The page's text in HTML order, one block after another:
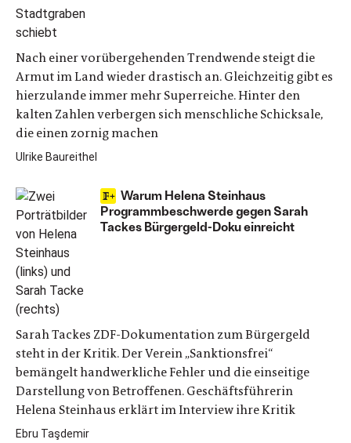
Nach einer vorübergehenden Trendwende steigt die
Armut im Land wieder drastisch an. Gleichzeitig gibt es
hierzulande immer mehr Superreiche. Hinter den
kalten Zahlen verbergen sich menschliche Schicksale,
die einen zornig machen
Ulrike Baureithel
Warum Helena Steinhaus
Programmbeschwerde gegen Sarah
Tackes Bürgergeld-Doku einreicht
Sarah Tackes ZDF-Dokumentation zum Bürgergeld
steht in der Kritik. Der Verein „Sanktionsfrei“
bemängelt handwerkliche Fehler und die einseitige
Darstellung von Betroffenen. Geschäftsführerin
Helena Steinhaus erklärt im Interview ihre Kritik
Ebru Taşdemir